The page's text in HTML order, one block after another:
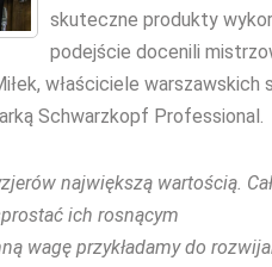
skuteczne produkty
podejście docenili
właściciele
Schwarzkopf Professional.
największą wartością.
ich rosnącym
wagę przykładamy do